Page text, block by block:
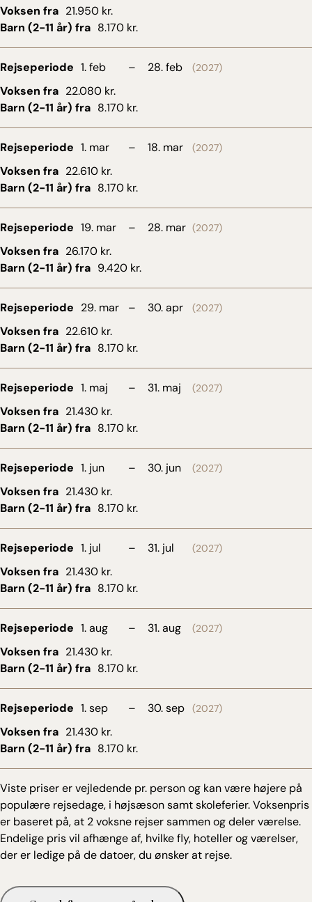
Voksen fra 21.950 kr.
Barn (2-11 år) fra 8.170 kr.
Rejseperiode 1. feb – 28. feb (2027)
Voksen fra 22.080 kr.
Barn (2-11 år) fra 8.170 kr.
Rejseperiode 1. mar – 18. mar (2027)
Voksen fra 22.610 kr.
Barn (2-11 år) fra 8.170 kr.
Rejseperiode 19. mar – 28. mar (2027)
Voksen fra 26.170 kr.
Barn (2-11 år) fra 9.420 kr.
Rejseperiode 29. mar – 30. apr (2027)
Voksen fra 22.610 kr.
Barn (2-11 år) fra 8.170 kr.
Rejseperiode 1. maj – 31. maj (2027)
Voksen fra 21.430 kr.
Barn (2-11 år) fra 8.170 kr.
Rejseperiode 1. jun – 30. jun (2027)
Voksen fra 21.430 kr.
Barn (2-11 år) fra 8.170 kr.
Rejseperiode 1. jul – 31. jul (2027)
Voksen fra 21.430 kr.
Barn (2-11 år) fra 8.170 kr.
Rejseperiode 1. aug – 31. aug (2027)
Voksen fra 21.430 kr.
Barn (2-11 år) fra 8.170 kr.
Rejseperiode 1. sep – 30. sep (2027)
Voksen fra 21.430 kr.
Barn (2-11 år) fra 8.170 kr.
Viste priser er vejledende pr. person og kan være højere på
populære rejsedage, i højsæson samt skoleferier. Voksenpris
er baseret på, at 2 voksne rejser sammen og deler værelse.
Endelige pris vil afhænge af, hvilke fly, hoteller og værelser,
der er ledige på de datoer, du ønsker at rejse.